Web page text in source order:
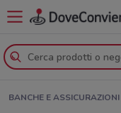
BANCHE E ASSICURAZIONI